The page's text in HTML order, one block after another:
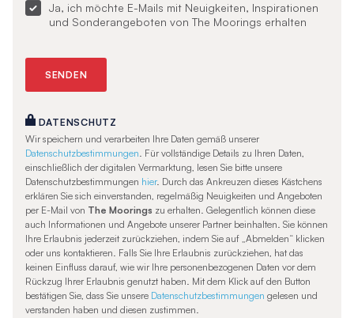
Ja, ich möchte E-Mails mit Neuigkeiten, Inspirationen
und Sonderangeboten von The Moorings erhalten
DATENSCHUTZ
Wir speichern und verarbeiten Ihre Daten gemäß unserer
Datenschutzbestimmungen. Für vollständige Details zu Ihren Daten,
einschließlich der digitalen Vermarktung, lesen Sie bitte unsere
Datenschutzbestimmungen hier. Durch das Ankreuzen dieses Kästchens
erklären Sie sich einverstanden, regelmäßig Neuigkeiten und Angeboten
per E-Mail von The Moorings zu erhalten. Gelegentlich können diese
auch Informationen und Angebote unserer Partner beinhalten. Sie können
Ihre Erlaubnis jederzeit zurückziehen, indem Sie auf „Abmelden“ klicken
oder uns kontaktieren. Falls Sie Ihre Erlaubnis zurückziehen, hat das
keinen Einfluss darauf, wie wir Ihre personenbezogenen Daten vor dem
Rückzug Ihrer Erlaubnis genutzt haben. Mit dem Klick auf den Button
bestätigen Sie, dass Sie unsere Datenschutzbestimmungen gelesen und
verstanden haben und diesen zustimmen.